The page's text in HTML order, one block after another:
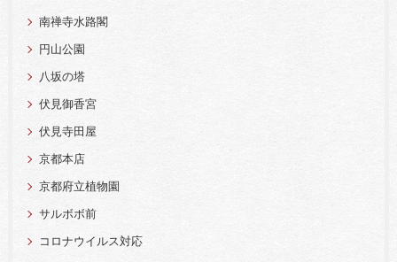
南禅寺水路閣
円山公園
八坂の塔
伏見御香宮
伏見寺田屋
京都本店
京都府立植物園
サルボボ前
コロナウイルス対応